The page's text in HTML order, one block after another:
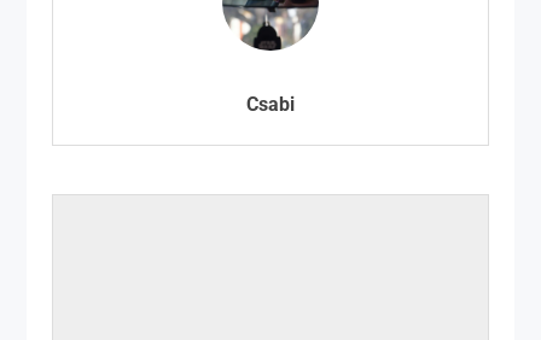
Csabi